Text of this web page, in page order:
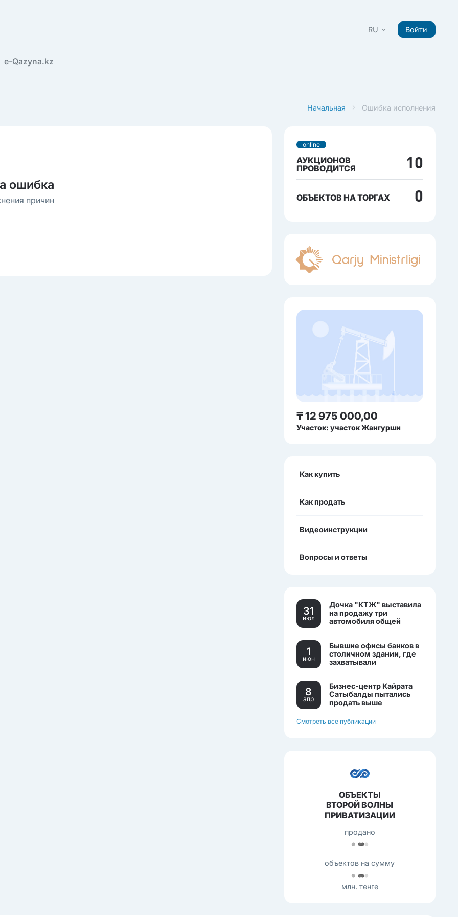
RU Войти
e-Qazyna.kz
Начальная Ошибка исполнения
ошибка
причин
online
АУКЦИОНОВ
ПРОВОДИТСЯ
10
ОБЪЕКТОВ НА ТОРГАХ 0
₸ 12 975 000,00
Участок: участок Жангурши
Как купить
Как продать
Видеоинструкции
Вопросы и ответы
31
июл
Дочка "КТЖ" выставила
на продажу три
автомобиля общей
1
июн
Бывшие офисы банков в
столичном здании, где
захватывали
8
апр
Бизнес-центр Кайрата
Сатыбалды пытались
продать выше
Смотреть все публикации
ОБЪЕКТЫ
ВТОРОЙ ВОЛНЫ
ПРИВАТИЗАЦИИ
продано
объектов на сумму
млн. тенге